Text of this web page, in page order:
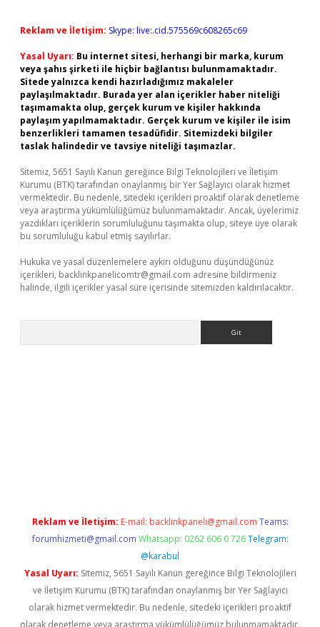
Reklam ve İletişim: Skype: live:.cid.575569c608265c69
Yasal Uyarı: Bu internet sitesi, herhangi bir marka, kurum
veya şahıs şirketi ile hiçbir bağlantısı bulunmamaktadır.
Sitede yalnızca kendi hazırladığımız makaleler
paylaşılmaktadır. Burada yer alan içerikler haber niteliği
taşımamakta olup, gerçek kurum ve kişiler hakkında
paylaşım yapılmamaktadır. Gerçek kurum ve kişiler ile isim
benzerlikleri tamamen tesadüfidir. Sitemizdeki bilgiler
taslak halindedir ve tavsiye niteliği taşımazlar.
Sitemiz, 5651 Sayılı Kanun gereğince Bilgi Teknolojileri ve İletişim
Kurumu (BTK) tarafından onaylanmış bir Yer Sağlayıcı olarak hizmet
vermektedir. Bu nedenle, sitedeki içerikleri proaktif olarak denetleme
veya araştırma yükümlülüğümüz bulunmamaktadır. Ancak, üyelerimiz
yazdıkları içeriklerin sorumluluğunu taşımakta olup, siteye üye olarak
bu sorumluluğu kabul etmiş sayılırlar.
Hukuka ve yasal düzenlemelere aykırı olduğunu düşündüğünüz
içerikleri, backlinkpanelicomtr@gmail.com adresine bildirmeniz
halinde, ilgili içerikler yasal süre içerisinde sitemizden kaldırılacaktır.
Reklam ve İletişim: E-mail: backlinkpaneli@gmail.com Teams:
forumhizmeti@gmail.com Whatsapp: 0262 606 0 726 Telegram:
@karabul
Yasal Uyarı: Sitemiz, 5651 Sayılı Kanun gereğince Bilgi Teknolojileri
ve İletişim Kurumu (BTK) tarafından onaylanmış bir Yer Sağlayıcı
olarak hizmet vermektedir. Bu nedenle, sitedeki içerikleri proaktif
olarak denetleme veya araştırma yükümlülüğümüz bulunmamaktadır.